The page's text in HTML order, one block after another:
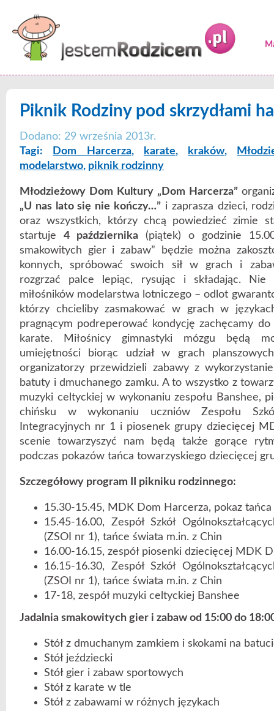
Piknik Rodziny pod skrzydłami
Dodano: 29 września 2013r.
Tagi:
Dom Harcerza, karate, kraków,
modelarstwo, piknik rodzinny
Młodzieżowy Dom Kultury „Dom Harcerza”
„U nas lato się nie kończy…” i zaprasza dzieci,
oraz wszystkich, którzy chcą powiedzieć zimie
startuje 4 października (piątek) o godzinie
smakowitych gier i zabaw” będzie można
konnych, spróbować swoich sił w grach i
rozgrzać palce lepiąc, rysując i składając. Nie
miłośników modelarstwa lotniczego – odlot
którzy chcieliby zasmakować w grach w
pragnącym podreperować kondycję zachęcamy do
karate. Miłośnicy gimnastyki mózgu będą
umiejętności biorąc udział w grach
organizatorzy przewidzieli zabawy z
batuty i dmuchanego zamku. A to wszystko z
muzyki celtyckiej w wykonaniu zespołu Banshee,
chińsku w wykonaniu uczniów Zespołu Szkół
Integracyjnych nr 1 i piosenek grupy dziecięcej
scenie towarzyszyć nam będą także gorące
podczas pokazów tańca towarzyskiego dziecięcej
Szczegółowy program II pikniku rodzinnego:
15.30-15.45, MDK Dom Harcerza, pokaz
15.45-16.00, Zespół Szkół
(ZSOI nr 1), tańce świata m.in. z Chin
16.00-16.15, zespół piosenki dziecięcej MDK
16.15-16.30, Zespół Szkół
(ZSOI nr 1), tańce świata m.in. z Chin
17-18, zespół muzyki celtyckiej Banshee
Jadalnia smakowitych gier i zabaw od 15:00 do
Stół z dmuchanym zamkiem i skokami na
Stół jeździecki
Stół gier i zabaw sportowych
Stół z karate w tle
Stół z zabawami w różnych językach